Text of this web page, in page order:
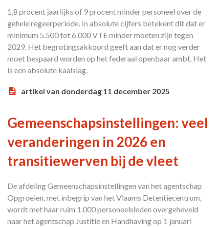
1,8 procent jaarlijks of 9 procent minder personeel over de
gehele regeerperiode. In absolute cijfers betekent dit dat er
minimum 5.500 tot 6.000 VTE minder moeten zijn tegen
2029. Het begrotingsakkoord geeft aan dat er nog verder
moet bespaard worden op het federaal openbaar ambt. Het
is een absolute kaalslag.
artikel van donderdag 11 december 2025
Gemeenschapsinstellingen: veel
veranderingen in 2026 en
transitiewerven bij de vleet
De afdeling Gemeenschapsinstellingen van het agentschap
Opgroeien, met inbegrip van het Vlaams Detentiecentrum,
wordt met haar ruim 1.000 personeelsleden overgeheveld
naar het agentschap Justitie en Handhaving op 1 januari